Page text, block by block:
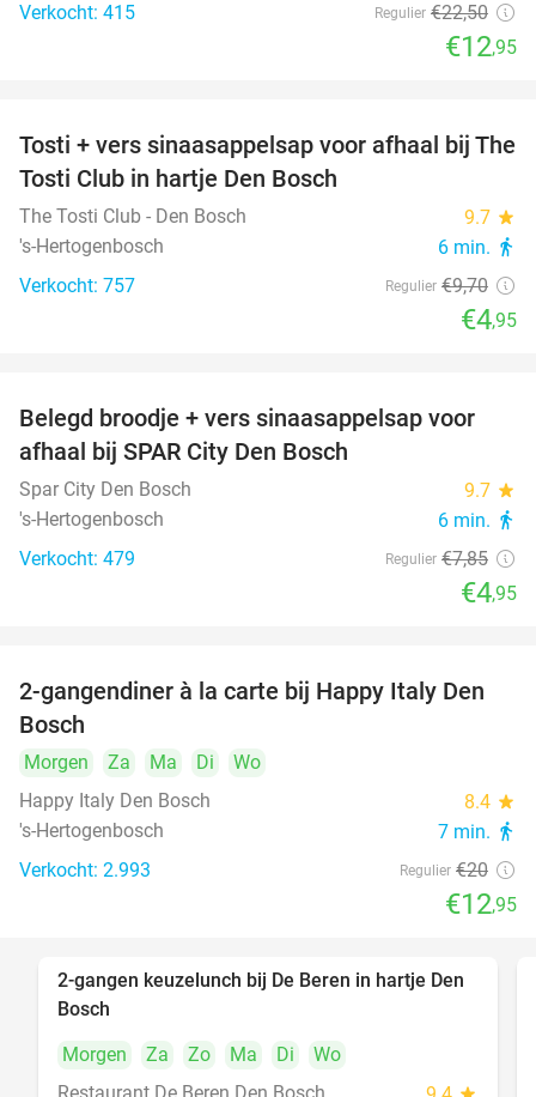
Verkocht: 415 Regulier €22,50
€12,95
49%
Tosti + vers sinaasappelsap voor afhaal bij The
Tosti Club in hartje Den Bosch
The Tosti Club - Den Bosch 9.7 star
's-Hertogenbosch 6 min. directions_walk
Verkocht: 757 Regulier €9,70
€4,95
37%
Belegd broodje + vers sinaasappelsap voor
afhaal bij SPAR City Den Bosch
Spar City Den Bosch 9.7 star
's-Hertogenbosch 6 min. directions_walk
Verkocht: 479 Regulier €7,85
€4,95
35%
2-gangendiner à la carte bij Happy Italy Den
Bosch
Morgen Za Ma Di
Wo
Happy Italy Den Bosch
8.4 star
's-Hertogenbosch 7 min. directions_walk
Verkocht: 2.993 Regulier €20
€12,95
43%
2-gangen keuzelunch bij De Beren in hartje Den
Bosch
Morgen
Za Zo Ma Di
Wo